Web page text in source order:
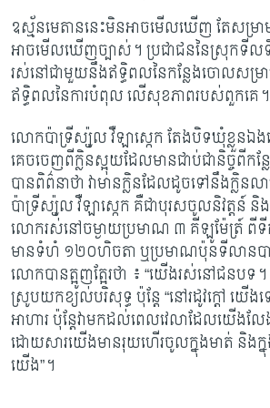
ឧស្ម័នមេតាននេះមិនអាចមើលឃើញ តែសម្រាម
អាចមើលឃើញ​ច្បាស់។ ប្រជាជននៃស្រុកទី
រស់នៅជាមួយនឹងឥទ្ធិពលនៃកន្លែង​ចោល​សម្រ
ឥទ្ធិពលនៃការបំពុល លើសុខភាពរបស់ពួកគេ។
លោកប៉ាទ្រីស្យ៉ូល វឺឡាស្កេក តែងបិទឃុំខ្លួនឯង
គេចចេញពី​ក្លិន​ស្អុយ​ដែល​មានជាប់ជានិច្ចពីក
បានពិព៌នាថា វាមានក្លិនដែលដូចទៅនឹងក្លិន​
ប៉ាទ្រីស្យ៉ូល វឺឡាស្កេក គឺជាបុរសចូលនិវត្តន៍ និ
លោក​រស់​នៅ​ចម្ងាយប្រមាណ ៣ គីឡូម៉ែត្រ៍ ពី
មានទំហំ ១២០ហិចតា ឬ​ប្រមាណ​ប៉ុន​ទីលាន
លោកបានត្អូញត្អែរថា ៖ “យើងរស់នៅ​ជន​បទ
ស្រូបយកខ្យល់បរិសុទ្ធ ប៉ុន្តែ “នៅរដូវក្តៅ យើង​
អាហារ ប៉ុន្តែ​វាមកដល់ពេលវេលាដែលយើងល
ដោយសារ​យើង​មានរុយហើរចូល​ក្នុងមាត់ និងក្
យើង”។